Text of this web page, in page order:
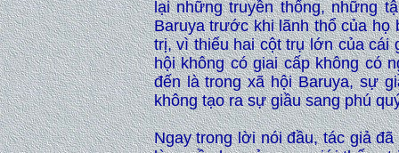
lại những truyền thống, những
Baruya trước khi lãnh thổ của họ
trị, vì thiếu hai cột trụ lớn của cái
hội không có giai cấp không có
đến là trong xã hội Baruya, sự
không tạo ra sự giầu sang phú
Ngay trong lời nói đầu, tác giả